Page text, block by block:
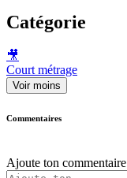
Catégorie
🎥
Court métrage
Voir moins
Commentaires
Ajoute ton commentaire